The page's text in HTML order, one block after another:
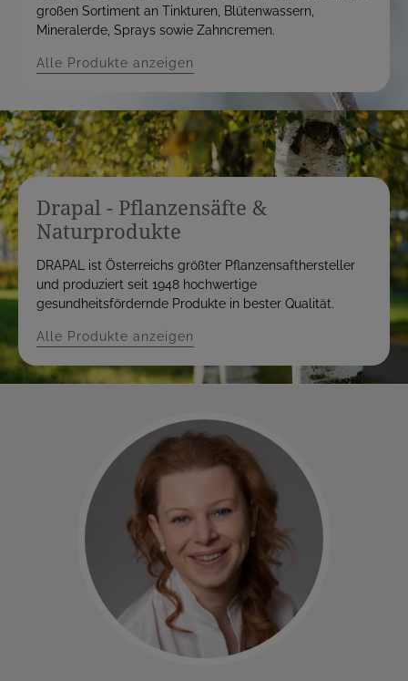
großen Sortiment an Tinkturen, Blütenwassern,
Mineralerde, Sprays sowie Zahncremen.
Alle Produkte anzeigen
Drapal - Pflanzensäfte &
Naturprodukte
DRAPAL ist Österreichs größter Pflanzensafthersteller
und produziert seit 1948 hochwertige
gesundheitsfördernde Produkte in bester Qualität.
Alle Produkte anzeigen